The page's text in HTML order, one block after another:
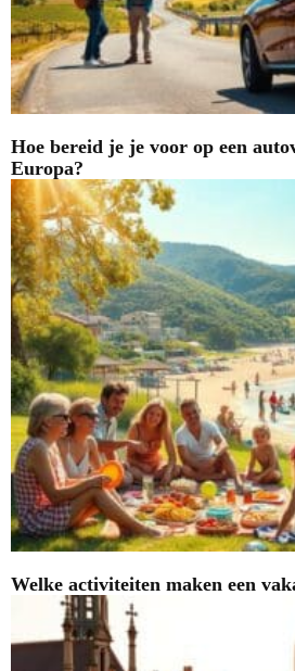
Hoe bereid je je voor op een
Europa?
Welke activiteiten maken een